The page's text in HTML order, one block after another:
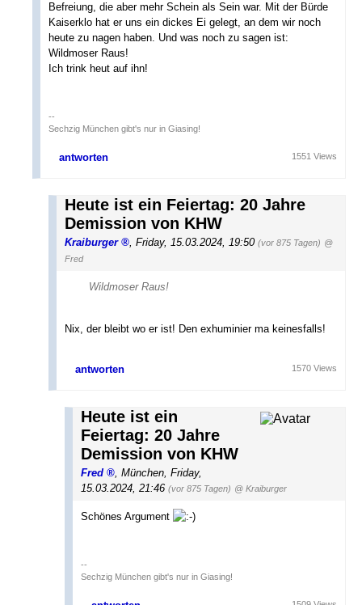
Befreiung, die aber mehr Schein als Sein war. Mit der Bürde
Kaiserklo hat er uns ein dickes Ei gelegt, an dem wir noch
heute zu nagen haben. Und was noch zu sagen ist:
Wildmoser Raus!
Ich trink heut auf ihn!
--
Sechzig München gibt's nur in Giasing!
antworten 1551 Views
Heute ist ein Feiertag: 20 Jahre
Demission von KHW
Kraiburger , Friday, 15.03.2024, 19:50 (vor 875 Tagen) @
Fred
Wildmoser Raus!
Nix, der bleibt wo er ist! Den exhuminier ma keinesfalls!
antworten 1570 Views
Heute ist ein
Feiertag: 20 Jahre
Demission von KHW
Fred München Friday,
15.03.2024, 21:46 (vor 875 Tagen) @ Kraiburger
Schönes Argument
--
Sechzig München gibt's nur in Giasing!